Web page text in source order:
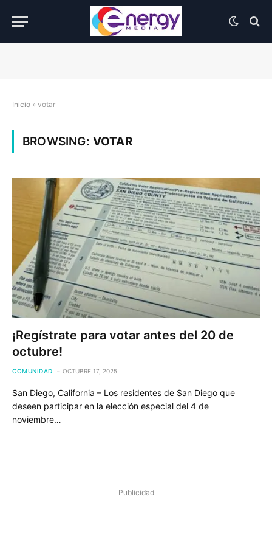
Inicio » votar
BROWSING: VOTAR
¡Regístrate para votar antes del 20 de
octubre!
COMUNIDAD OCTUBRE 17, 2025
San Diego, California – Los residentes de San Diego que
deseen participar en la elección especial del 4 de
noviembre…
Publicidad